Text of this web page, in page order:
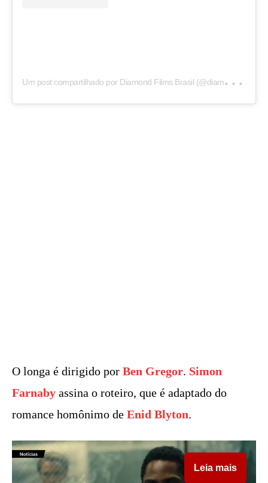
U
m post compartilhado por Diamond Films Brasil (@diamondfilmsbr)
O longa é dirigido por Ben Gregor. Simon
Farnaby assina o roteiro, que é adaptado do
romance homônimo de Enid Blyton.
Leia mais